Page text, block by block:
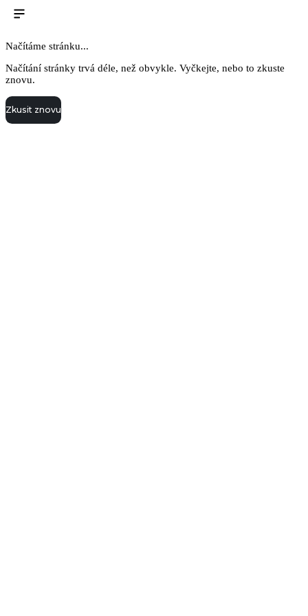
Načítáme stránku...
Načítání stránky trvá déle, než obvykle. Vyčkejte, nebo to zkuste
znovu.
Zkusit znovu